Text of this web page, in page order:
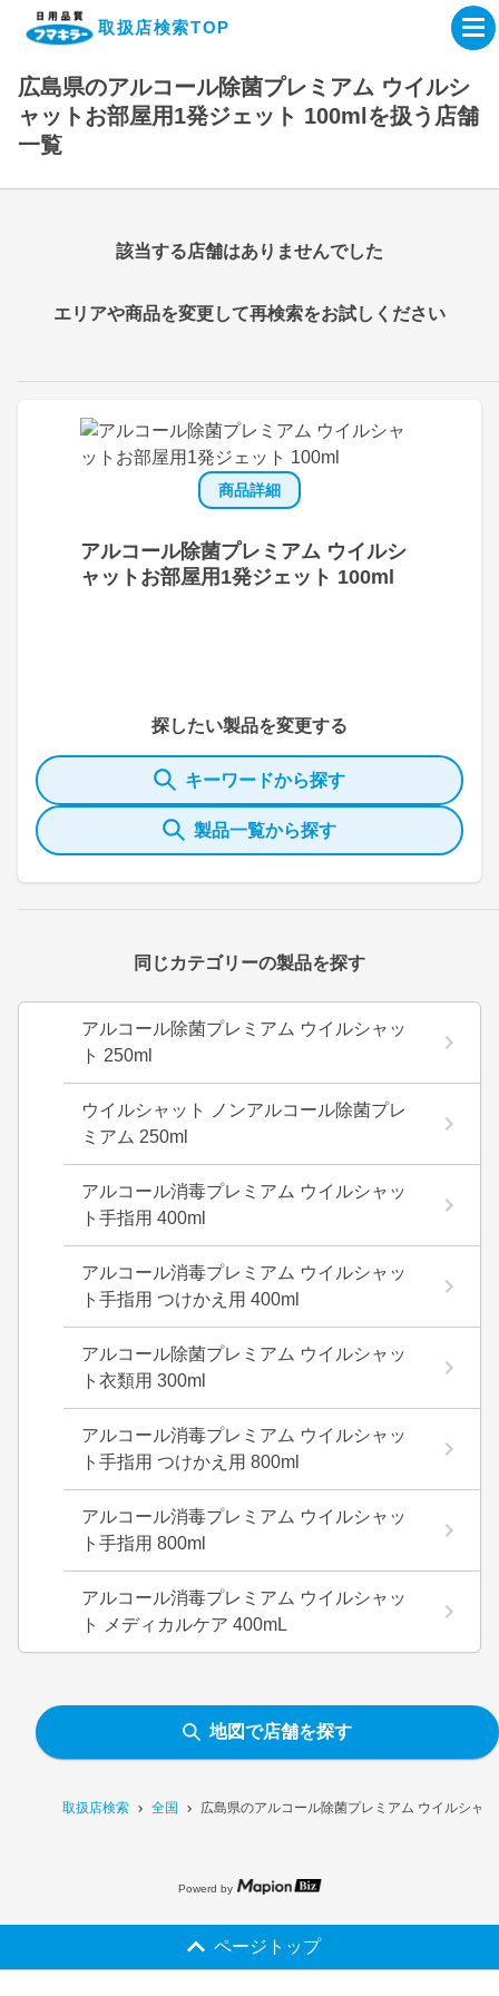
取扱店検索TOP
企業・IR情報サイト
オンラインショップ
製品検索はこちら
取扱店検索 全国 広島県のアルコール除菌プレミアム ウイルシャ
広島県のアルコール除菌プレミアム ウイルシ
ャットお部屋用1発ジェット 100mlを扱う店舗
一覧
商品詳細
アルコール除菌プレミアム ウイルシ
ャットお部屋用1発ジェット 100ml
探したい製品を変更する
キーワードから探す
製品一覧から探す
同じカテゴリーの製品を探す
アルコール除菌プレミアム ウイルシャッ
ト 250ml
ウイルシャット ノンアルコール除菌プレ
ミアム 250ml
アルコール消毒プレミアム ウイルシャッ
ト手指用 400ml
アルコール消毒プレミアム ウイルシャッ
ト手指用 つけかえ用 400ml
アルコール除菌プレミアム ウイルシャッ
ト衣類用 300ml
アルコール消毒プレミアム ウイルシャッ
ト手指用 つけかえ用 800ml
アルコール消毒プレミアム ウイルシャッ
ト手指用 800ml
アルコール消毒プレミアム ウイルシャッ
ト メディカルケア 400mL
該当する店舗はありませんでした
エリアや商品を変更して再検索をお試しください
地図で店舗を探す
Powerd by
ページトップ